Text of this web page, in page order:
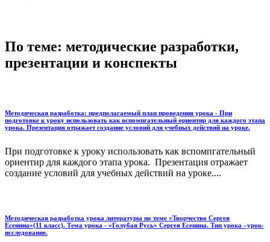
По теме: методические разработки,
презентации и конспекты
Методическая разработка: предполагаемый план проведения урока - При
подготовке к уроку использовать как вспомпгательный ориентир для каждого этапа
урока. Презентация отражает создание условий для учебных действий на уроке.
При подготовке к уроку использовать как вспомпгательный
ориентир для каждого этапа урока. Презентация отражает
создание условий для учебных действий на уроке....
Методическая разработка урока литературы по теме «Творчество Сергея
Есенина»(11 класс). Тема урока - «Голубая Русь» Сергея Есенина. Тип урока –урок-
исследование.